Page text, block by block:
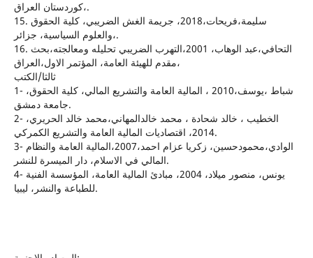
كوردستان العراق،.
15. سليمة،فريحات،2018، جريمة الغش الضريبي، كلية الحقوق
والعلوم السياسية، جزائر،.
16. التحافي،عبد الوهاب، 2001،التهرب الضريبي تحليله ومعالجته،بحث
مقدم للهيئة العامة، المؤتمر الاول،العراق،
ثالثا/الكتب
1- شباط ،يوسف،2010 ، المالية العامة والتشريع المالي، كلية الحقوق،
جامعة دمشق.
2- الخطيب ، خالد شحادة ، محمد خالدالمهاني،محمد خالد الحريري،
2014، اقتصاديات المالية العامة والتشريع الكمركي.
3- الوادي،محمودحسين، زكريا عزام احمد،2007،المالية العامة والنظام
المالي في الاسلام، دار الميسرة للنشر.
4- يونس، منصور ميلاد، 2004، مبادئ المالية العامة، المؤسسة الفنية
للطباعة والنشر، ليبيا.